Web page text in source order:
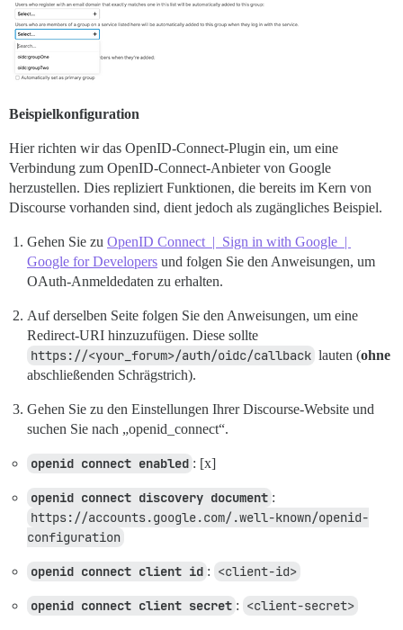
Beispielkonfiguration
Hier richten wir das OpenID-Connect-Plugin ein, um eine
Verbindung zum OpenID-Connect-Anbieter von Google
herzustellen. Dies repliziert Funktionen, die bereits im Kern von
Discourse vorhanden sind, dient jedoch als zugängliches Beispiel.
Gehen Sie zu OpenID Connect | Sign in with Google |
Google for Developers und folgen Sie den Anweisungen, um
OAuth-Anmeldedaten zu erhalten.
Auf derselben Seite folgen Sie den Anweisungen, um eine
Redirect-URI hinzuzufügen. Diese sollte
https://<your_forum>/auth/oidc/callback lauten (ohne
abschließenden Schrägstrich).
Gehen Sie zu den Einstellungen Ihrer Discourse-Website und
suchen Sie nach „openid_connect“.
openid connect enabled : [x]
openid connect discovery document :
https://accounts.google.com/.well-known/openid-
configuration
openid connect client id : <client-id>
openid connect client secret : <client-secret>